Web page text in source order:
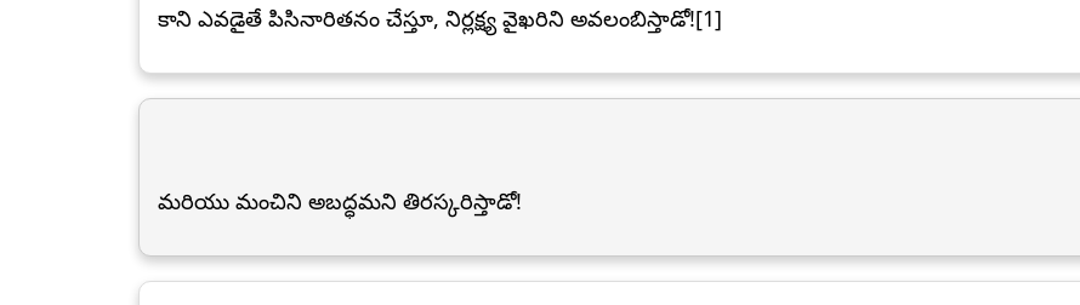
కాని ఎవడైతే పిసినారితనం చేస్తూ, నిర్లక్ష్య వైఖరిని అవలంబిస్తాడో![1]
మరియు మంచిని అబద్ధమని తిరస్కరిస్తాడో!